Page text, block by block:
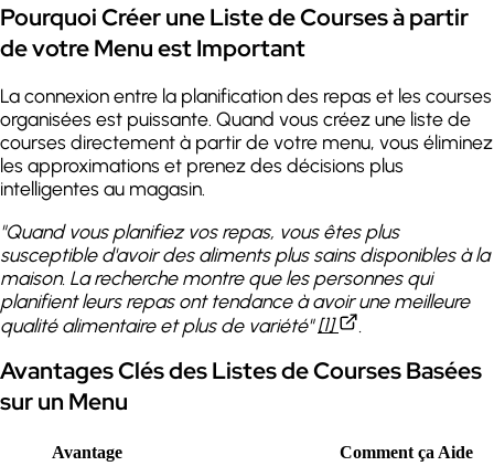
Pourquoi Créer une Liste de Courses à partir
de votre Menu est Important
La connexion entre la planification des repas et les courses
organisées est puissante. Quand vous créez une liste de
courses directement à partir de votre menu, vous éliminez
les approximations et prenez des décisions plus
intelligentes au magasin.
"Quand vous planifiez vos repas, vous êtes plus
susceptible d'avoir des aliments plus sains disponibles à la
maison. La recherche montre que les personnes qui
planifient leurs repas ont tendance à avoir une meilleure
qualité alimentaire et plus de variété"[1]
Avantages Clés des Listes de Courses Basées
sur un Menu
Avantage
Comment ça Aide